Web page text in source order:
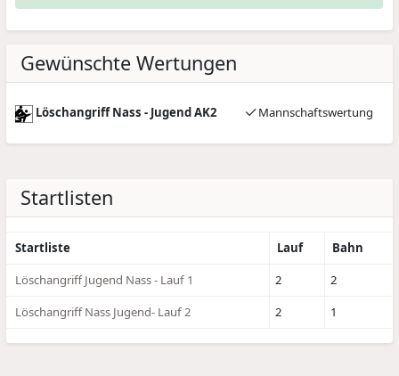
Gewünschte Wertungen
Löschangriff Nass - Jugend AK2 Mannschaftswertung
Startlisten
Startliste Lauf
Bahn
Löschangriff Jugend Nass - Lauf 1
2
2
Löschangriff Nass Jugend- Lauf 2
2 1